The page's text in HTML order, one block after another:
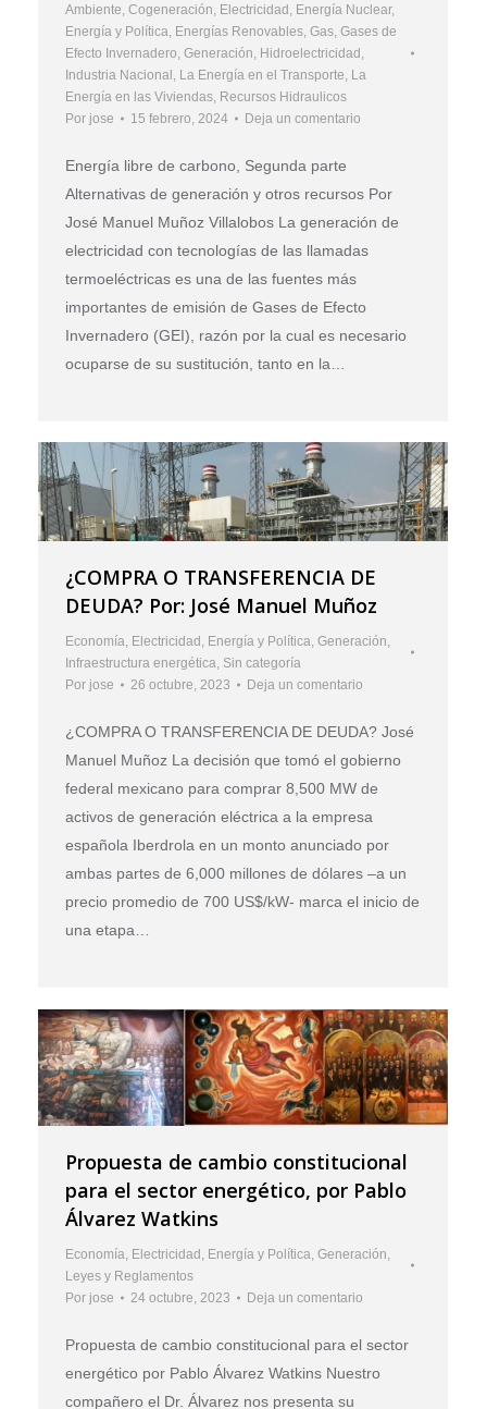
Ambiente Cogeneración Electricidad Energía Nuclear,
Energía y Política Energías Renovables Gas Gases de
Efecto Invernadero Generación Hidroelectricidad
Industria Nacional La Energía en el Transporte La
Energía en las Viviendas Recursos Hidraulicos
Por jose 15 febrero, 2024 Deja un comentario
Energía libre de carbono, Segunda parte
Alternativas de generación y otros recursos Por
José Manuel Muñoz Villalobos La generación de
electricidad con tecnologías de las llamadas
termoeléctricas es una de las fuentes más
importantes de emisión de Gases de Efecto
Invernadero (GEI), razón por la cual es necesario
ocuparse de su sustitución, tanto en la…
¿COMPRA O TRANSFERENCIA DE
DEUDA? Por: José Manuel Muñoz
Economía Electricidad Energía y Política Generación
Infraestructura energética Sin categoría
Por jose 26 octubre, 2023 Deja un comentario
¿COMPRA O TRANSFERENCIA DE DEUDA? José
Manuel Muñoz La decisión que tomó el gobierno
federal mexicano para comprar 8,500 MW de
activos de generación eléctrica a la empresa
española Iberdrola en un monto anunciado por
ambas partes de 6,000 millones de dólares –a un
precio promedio de 700 US$/kW- marca el inicio de
una etapa…
Propuesta de cambio constitucional
para el sector energético, por Pablo
Álvarez Watkins
Economía, Electricidad , Energía y Política, Generación,
Leyes y Reglamentos
Por jose 24 octubre, 2023 Deja un comentario
Propuesta de cambio constitucional para el sector
energético por Pablo Álvarez Watkins Nuestro
compañero el Dr. Álvarez nos presenta su